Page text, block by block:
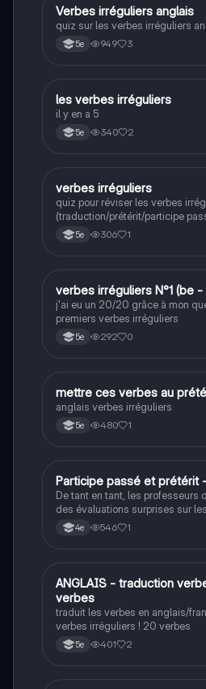
VAnglais
Verbes irréguliers anglais
quiz sur les verbes irréguliers
5e 949 3
LAnglais
les verbes irréguliers
il y en a 5
5e 340 2
VAnglais
verbes irréguliers
quiz pour réviser les verbes
(traduction/prétérit/participe
5e 306 1
VAnglais
verbes irréguliers N°1 (be
j'ai eu un 20/20 grâce à mon
premiers verbes irréguliers
5e 292 0
MAnglais
mettre ces verbes au
anglais verbes irréguliers
5e 480 1
PAnglais
Participe passé et prétérit
De tant en tant, les professeurs
des évaluations surprises sur
Ce quiz va vous aidez à réviser
irréguliers.
4e 546 1
AAnglais
ANGLAIS - traduction
verbes
traduit les verbes en anglais/
verbes irréguliers ! 20 verbes
5e 401 2